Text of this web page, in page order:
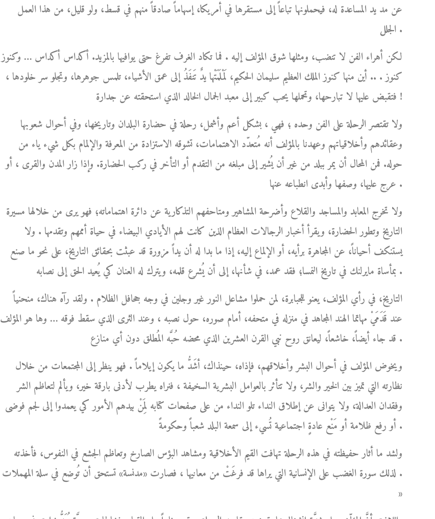
عن مد يد المساعدة له، فيحملونها تباعاً إلى مستقرها في أمريكا، إسهاماً صادقاً منهم في قسط، ولو قليل، من هذا العمل
الجلل .
لكن أهراء الفن لا تنضب، ومثلها شوق المؤلف إليه . فما تكاد الغرف تفرغ حتى يوافيها بالمزيد. أكداس أكداس … وكنوز
كنوز . .. أين منها كنوز الملك العظيم سليمان الحكيم، لَمْلَمَتْها يدٌ تَنفَذُ إلى عمق الأشياء، تلمس جوهرها، وتجلو سر خلودها ،
فتقبض عليها لا تبارحها، وتحملها يحب كبير إلى معبد الجمال الخالد الذي استحقته عن جدارة !
ولا تقتصر الرحلة على الفن وحده ؛ فهي ، بشكل أعم وأشمل، رحلة في حضارة البلدان وتاريخها، وفي أحوال شعوبها
وعقائدهم وأخلاقياتهم وعهدنا بالمؤلف أنه مُتعدّد الاهتمامات، تشوقه الاستزادة من المعرفة والإلمام بكل شيء ياء من
حوله. فمن المحال أن يمر ببلد من غير أن يُشير إلى مبلغه من التقدم أو التأخر في ركب الحضارة. وإذا زار المدن والقرى ، أو
عرج عليها، وصفها وأبدى انطباعه عنها .
ولا تخرج المعابد والمساجد والقلاع وأضرحة المشاهير ومتاحفهم التذكارية عن دائرة اهتماماته؛ فهو يرى من خلالها مسيرة
التاريخ وتطور الحضارة، ويقرأ أخبار الرجالات العظام الذين كانت لهم الأيادي البيضاء في حياة أممهم وتقدمها . ولا
يستنكف أحياناً، عن المجاهرة برأيه، أو الإلماع إليه، إذا ما بدا له أن يداً مزورة قد عبثت بحقائق التاريخ، على نحو ما صنع
بمأساة مايرلنك في تاريخ النمسا؛ فقد عمد، في شأنها، إلى أن يُشرع قلمه، ويترك له العنان كي يُعيد الحق إلى نصابه .
التاريخ، في رأي المؤلف، يعنو للجبابرة، لمن حملوا مشاعل النور غير وجلين في وجه جحافل الظلام . ولقد رآه هناك، منحنياً
عند قَدَمَيْ مهاتما الهند المجاهد في منزله في متحفه، أمام صوره، حول نصبه ، وعند الثرى الذي سقط فوقه … وها هو المؤلف
قد جاء أيضاً، خاشعاً، ليعانق روح نبي القرن العشرين الذي محضه حُبَّه المُطلق دون أي منازع .
ويخوض المؤلف في أحوال البشر وأخلاقهم، فإذاه، حينذاك، أشَدُّ ما يكون إيلاماً . فهو ينظر إلى المجتمعات من خلال
نظارته التي تميز بين الخير والشر، ولا تتأثر بالعوامل البشرية السخيفة ، فنراه يطرب لأدنى بارقة خير، ويألم لتعاظم الشر
وفقدان العدالة، ولا يتوانى عن إطلاق النداء تلو النداء من على صفحات كتابه لِمَنْ بيدهم الأمور كي يعمدوا إلى لجم فوضى
أو رفع ظلامة أو مَنْع عادةٍ اجتماعية تُسيء إلى سمعة البلد شعباً وحكومةً .
ولشد ما أثار حفيظته في هذه الرحلة تهافت القيم الأخلاقية ومشاهد البؤس الصارخ وتعاظم الجشع في النفوس، فأخذته
لذلك سورة الغضب على الإنسانية التي يراها قد فرغَتْ من معانيها ، فصارت «مدنسة» تستحق أن تُوضع في سلة المهملات .
»